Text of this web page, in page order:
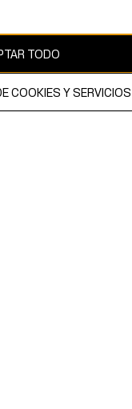
por copyright y es
TODO
COOKIES Y SERVICIOS